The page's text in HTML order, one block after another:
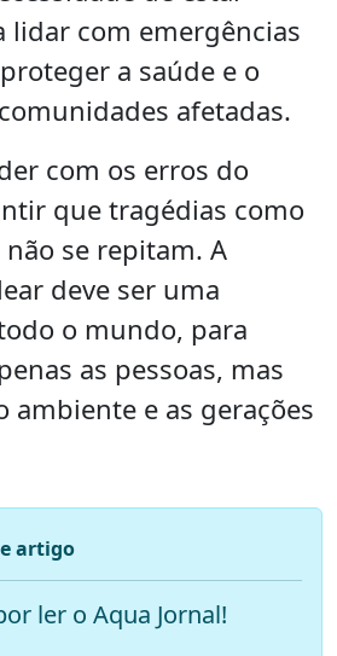
lidar com emergências
a saúde e o
afetadas.
com os erros do
que tragédias como
se repitam. A
deve ser uma
o mundo, para
as pessoas, mas
ambiente e as gerações
artigo
ler o Aqua Jornal!